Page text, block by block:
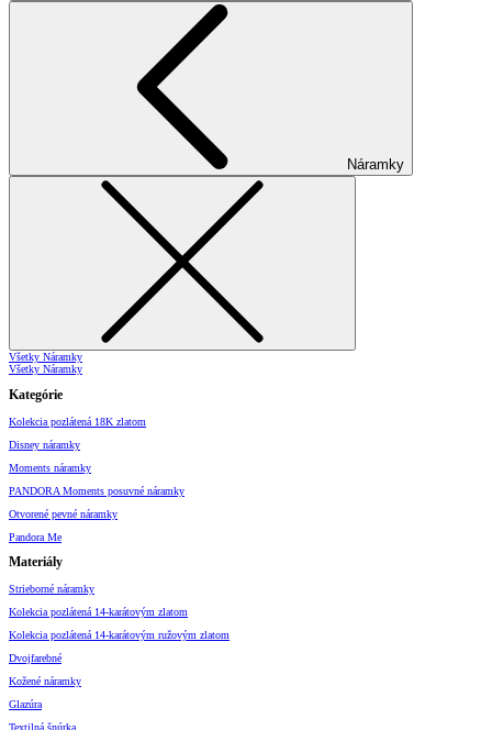
Náramky
Všetky Náramky
Všetky Náramky
Kategórie
Kolekcia pozlátená 18K zlatom
Disney náramky
Moments náramky
PANDORA Moments posuvné náramky
Otvorené pevné náramky
Pandora Me
Materiály
Strieborné náramky
Kolekcia pozlátená 14-karátovým zlatom
Kolekcia pozlátená 14-karátovým ružovým zlatom
Dvojfarebné
Kožené náramky
Glazúra
Textilná šnúrka